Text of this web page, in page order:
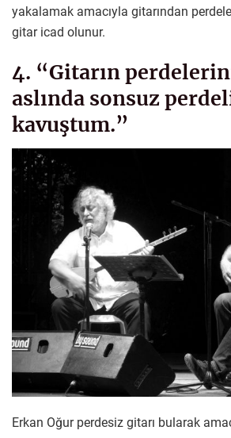
yakalamak amacıyla gitarından
gitar icad olunur.
4. “Gitarın
aslında sonsuz
kavuştum.”
Erkan Oğur perdesiz gitarı bularak